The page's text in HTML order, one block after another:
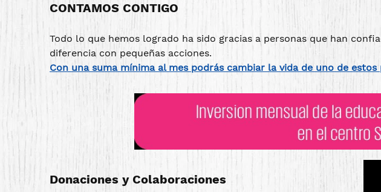
CONTAMOS CONTIGO
Todo lo que hemos logrado ha sido gracias a personas que han
diferencia con pequeñas acciones.
Con una suma mínima al mes podrás cambiar la vida de uno de
Donaciones y Colaboraciones